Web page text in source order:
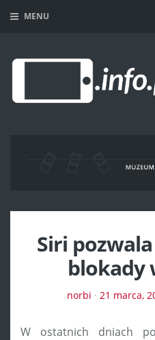
MENU
Siri
blokady
norbi · 21 marca,
W ostatnich dniach